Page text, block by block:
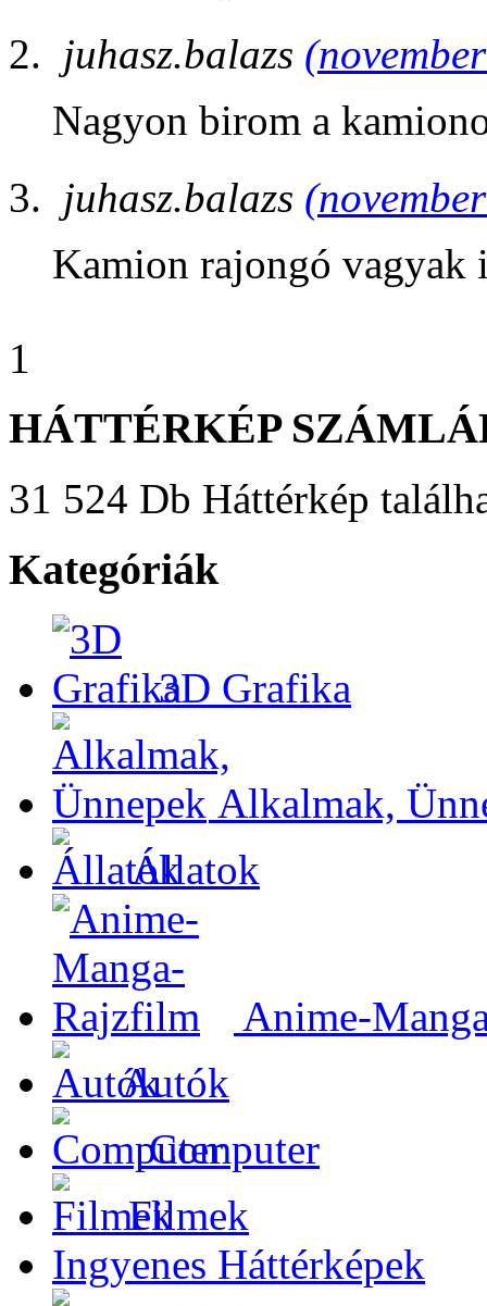
juhasz.balazs
Nagyon birom a
juhasz.balazs
Kamion rajongó vagyak
1
HÁTTÉRKÉP
31 524 Db Háttérkép
Kategóriák
3D Grafika
Alkalmak,
Állatok
Anime-
Autók
Computer
Filmek
Ingyenes Háttérképek